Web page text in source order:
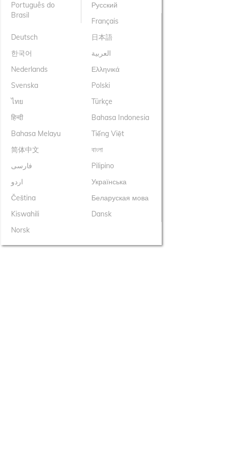
Português do
Brasil
Русский
Français
Deutsch
日本語
한국어
العربية
Nederlands
Ελληνικά
Svenska
Polski
ไทย
Türkçe
हिन्दी
Bahasa Indonesia
Bahasa Melayu
Tiếng Việt
简体中文
বাংলা
فارسی
Pilipino
اردو
Українська
Čeština
Беларуская мова
Kiswahili
Dansk
Norsk